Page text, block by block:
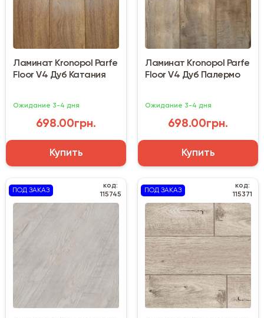
Ламинат Kronopol Parfe
Floor V4 Дуб Катания
Ожидание 3-4 дня
698.00грн.
Купить
Ламинат Kronopol Parfe
Floor V4 Дуб Палермо
Ожидание 3-4 дня
698.00грн.
Купить
ПОД ЗАКАЗ
код:
115745
ПОД ЗАКАЗ
код:
115371